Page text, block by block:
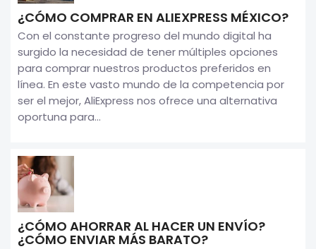
¿CÓMO COMPRAR EN ALIEXPRESS MÉXICO?
Con el constante progreso del mundo digital ha
surgido la necesidad de tener múltiples opciones
para comprar nuestros productos preferidos en
línea. En este vasto mundo de la competencia por
ser el mejor, AliExpress nos ofrece una alternativa
oportuna para...
¿CÓMO AHORRAR AL HACER UN ENVÍO?
¿CÓMO ENVIAR MÁS BARATO?